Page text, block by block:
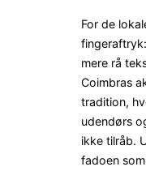
For de
mere rå
Coimbras
tradition,
udendørs
ikke tilråb.
fadoen